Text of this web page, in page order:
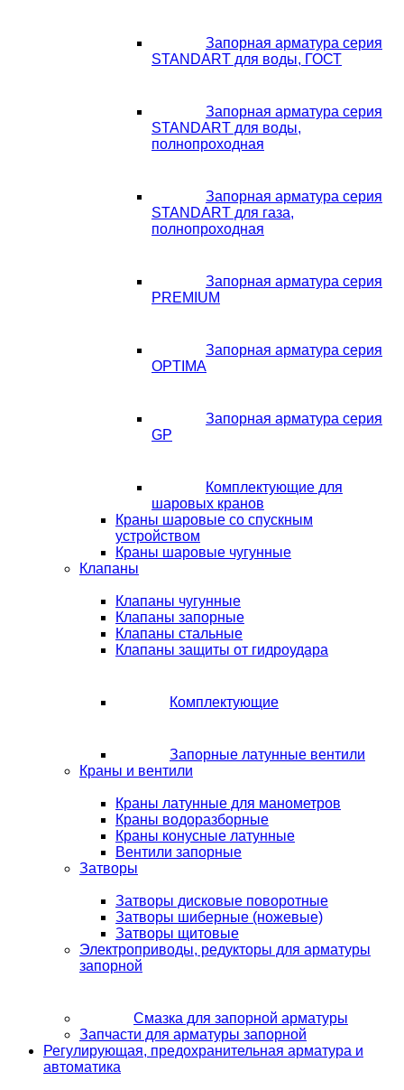
Запорная арматура серия
STANDART для воды, ГОСТ
Запорная арматура серия
STANDART для воды,
полнопроходная
Запорная арматура серия
STANDART для газа,
полнопроходная
Запорная арматура серия
PREMIUM
Запорная арматура серия
OPTIMA
Запорная арматура серия
GP
Комплектующие для
шаровых кранов
Краны шаровые со спускным
устройством
Краны шаровые чугунные
Клапаны
Клапаны чугунные
Клапаны запорные
Клапаны стальные
Клапаны защиты от гидроудара
Комплектующие
Запорные латунные вентили
Краны и вентили
Краны латунные для манометров
Краны водоразборные
Краны конусные латунные
Вентили запорные
Затворы
Затворы дисковые поворотные
Затворы шиберные (ножевые)
Затворы щитовые
Электроприводы, редукторы для арматуры
запорной
Смазка для запорной арматуры
Запчасти для арматуры запорной
Регулирующая, предохранительная арматура и
автоматика